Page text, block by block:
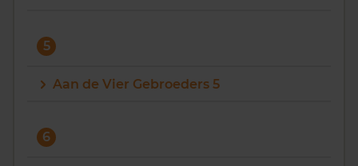
5
Aan de Vier Gebroeders 5
6